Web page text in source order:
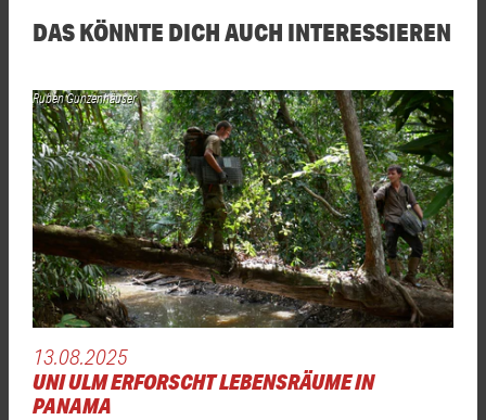
DAS KÖNNTE DICH AUCH INTERESSIEREN
Ruben Gunzenhäuser
13.08.2025
UNI ULM ERFORSCHT LEBENSRÄUME IN
PANAMA